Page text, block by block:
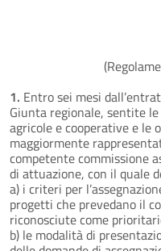
1. Entro sei mesi
Giunta regionale, sentite
agricole e cooperative e le
maggiormente
competente commissione
di attuazione, con il quale
a) i criteri per
progetti che prevedano il
riconosciute come
b) le modalità di